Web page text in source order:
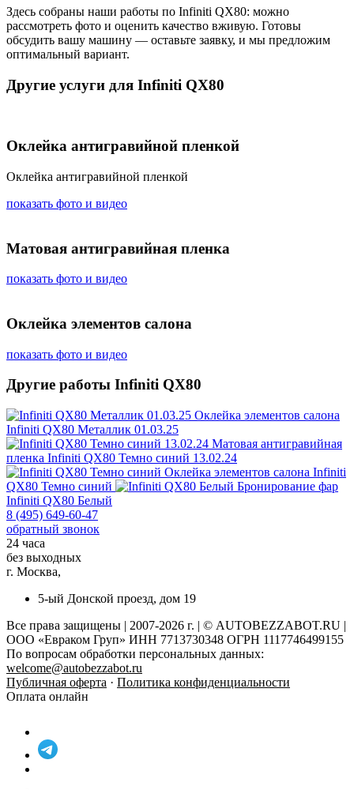
Здесь собраны наши работы по Infiniti QX80: можно
рассмотреть фото и оценить качество вживую. Готовы
обсудить вашу машину — оставьте заявку, и мы предложим
оптимальный вариант.
Другие услуги для Infiniti QX80
Оклейка антигравийной пленкой
Оклейка антигравийной пленкой
показать фото и видео
Матовая антигравийная пленка
показать фото и видео
Оклейка элементов салона
показать фото и видео
Другие работы Infiniti QX80
Оклейка элементов салона
Infiniti QX80 Металлик 01.03.25
Матовая антигравийная
пленка Infiniti QX80 Темно синий 13.02.24
Оклейка элементов салона Infiniti
QX80 Темно синий
Бронирование фар
Infiniti QX80 Белый
8 (495) 649-60-47
обратный звонок
24 часа
без выходных
г. Москва,
5-ый Донской проезд, дом 19
Все права защищены | 2007-2026 г. | © AUTOBEZZABOT.RU |
ООО «Евраком Груп» ИНН 7713730348 ОГРН 1117746499155
По вопросам обработки персональных данных:
welcome@autobezzabot.ru
Публичная оферта · Политика конфиденциальности
Оплата онлайн